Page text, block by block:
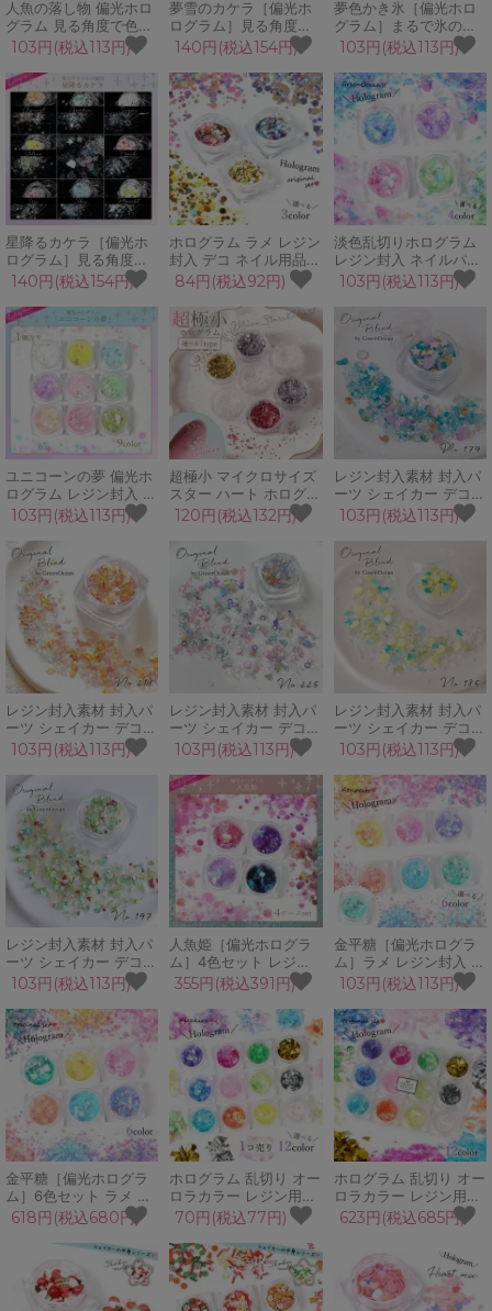
人魚の落し物 偏光ホロ
グラム 見る角度で色が
変化する♪ レジン封入
マリン 夏 貝 シェル オ
ーロラ ネイルパーツ ネ
イル用品 キラキラ カシ
ャカシャ 珍
103円(税込113円)
夢雪のカケラ［偏光ホ
ログラム］見る角度で
色が変化する♪煌めく雪
のような…
140円(税込154円)
夢色かき氷［偏光ホロ
グラム］まるで氷のよ
うな…美しくも優しい
煌めき♪
103円(税込113円)
星降るカケラ［偏光ホ
ログラム］見る角度で
色が変化する♪優しく煌
めく夢色の欠片…
140円(税込154円)
ホログラム ラメ レジン
封入 デコ ネイル用品
ネイルパーツ デコパー
ツ つぶつぶホログラム
つぶつぶバブル パーツ
トッピング キラキラ カ
ラーmix 手芸
84円(税込92円)
淡色乱切りホログラム
レジン封入 ネイルパー
ツ ネイル用品 デコパー
ツ 虹色 偏光 オーロラ
フィルム クラッシュホ
ログラム キラキラ カシ
ャカシャ 手芸 クラフト
103円(税込113円)
ユニコーンの夢 偏光ホ
ログラム レジン封入 六
角 ヘキサゴン ネイルパ
ーツ ネイル用品 デコパ
ーツ キラキラ カシャカ
シャ 手芸 クラフト
103円(税込113円)
超極小 マイクロサイズ
スター ハート ホログラ
ム レジン封入素材 封入
パーツ 細かい フレーク
デコパーツ ケース入り
容器 星 ゴールド シル
バー シェイカー UVレ
ジン
120円(税込132円)
レジン封入素材 封入パ
ーツ シェイカー デコパ
ーツ 海の国のお姫様 マ
リン 夏 熱帯魚 貝殻 シ
ェル ビジュー
GreenOceanオリジナ
ルブレンド♪
103円(税込113円)
レジン封入素材 封入パ
ーツ シェイカー デコパ
ーツ カームピンク 蝶
春 日差し カレット ブ
リオン GreenOceanオ
リジナルブレンド♪
103円(税込113円)
レジン封入素材 封入パ
ーツ シェイカー デコパ
ーツ うつりぎ 蝶 シェ
ル カレット ホログラム
GreenOceanオリジナ
ルブレンド♪
103円(税込113円)
レジン封入素材 封入パ
ーツ シェイカー デコパ
ーツ レモンモヒート 夏
フルーツ 果物 メープル
カレット GreenOcean
オリジナルブレンド♪
103円(税込113円)
レジン封入素材 封入パ
ーツ シェイカー デコパ
ーツ ピスタチオタルト
カレット ブリオン パー
ル GreenOceanオリジ
ナルブレンド♪
103円(税込113円)
人魚姫［偏光ホログラ
ム］4色セット レジン
封入 ネイルパーツ ネイ
ル用品 デコパーツ 海
マリン キラキラ オーロ
ラ 人魚のウロコ 手芸
クラフト
355円(税込391円)
金平糖［偏光ホログラ
ム］ラメ レジン封入 ネ
イルパーツ ネイル用品
デコパーツ キラキラ パ
ステルカラー ハート 星
桜 リーフ カシャカシャ
コンテナ入り 手芸 クラ
フト
103円(税込113円)
金平糖［偏光ホログラ
ム］6色セット ラメ レ
ジン封入 ネイルパーツ
ネイル用品 デコパーツ
キラキラ パステルカラ
ー ハート 星 桜 リーフ
カシャカシャ コンテナ
入り 手芸 クラフト
618円(税込680円)
ホログラム 乱切り オー
ロラカラー レジン用品
パーツ 手芸 ネイル用品
ネイルパーツ デコパー
ツ オーロラフィルム マ
スト 珍 クラッシュホロ
グラム
70円(税込77円)
ホログラム 乱切り オー
ロラカラー レジン用品
パーツ 手芸 用品 パー
ツ デコパーツ オーロラ
フィルム マスト 珍 12
色セット クラッシュホ
ログラム
623円(税込685円)